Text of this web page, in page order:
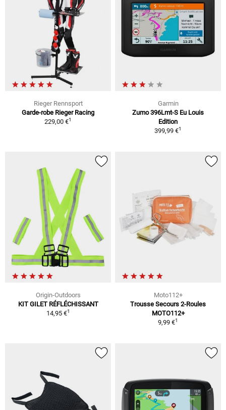
Rieger Rennsport
Garde-robe Rieger Racing
229,00 €1
Garmin
Zumo 396Lmt-S Eu Louis
Edition
399,99 €1
Origin-Outdoors
KIT GILET RÉFLÉCHISSANT
14,95 €1
Moto112+
Trousse Secours 2-Roules
MOTO112+
9,99 €1